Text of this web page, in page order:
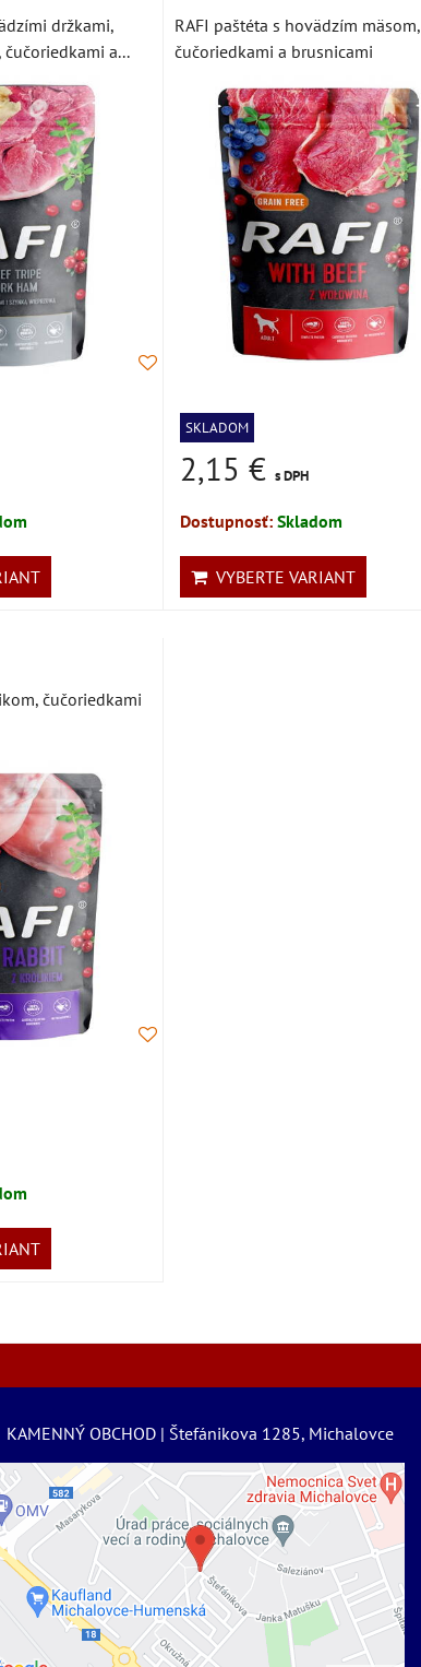
držkami,
a...
RAFI paštéta s hovädzím mäsom,
čučoriedkami a brusnicami
SKLADOM
2,15 € s DPH
Dostupnosť: Skladom
VYBERTE VARIANT
čučoriedkami
KAMENNÝ OBCHOD | Štefánikova 1285, Michalovce